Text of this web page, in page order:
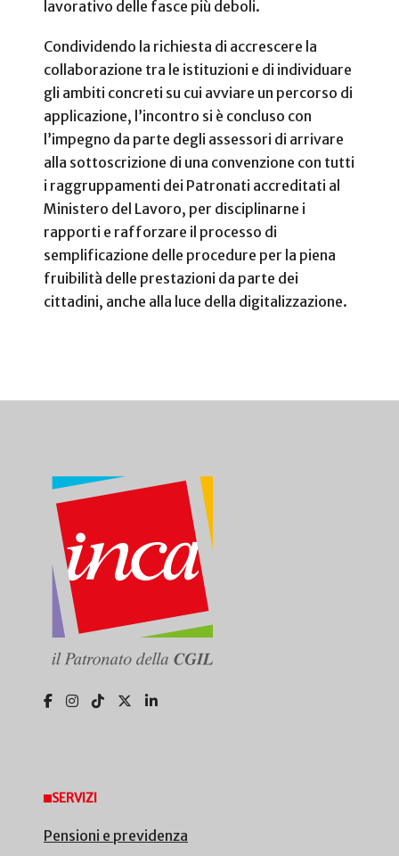
lavorativo delle fasce più deboli.
Condividendo la richiesta di accrescere la
collaborazione tra le istituzioni e di individuare
gli ambiti concreti su cui avviare un percorso di
applicazione, l’incontro si è concluso con
l’impegno da parte degli assessori di arrivare
alla sottoscrizione di una convenzione con tutti
i raggruppamenti dei Patronati accreditati al
Ministero del Lavoro, per disciplinarne i
rapporti e rafforzare il processo di
semplificazione delle procedure per la piena
fruibilità delle prestazioni da parte dei
cittadini, anche alla luce della digitalizzazione.
SERVIZI
Pensioni e previdenza